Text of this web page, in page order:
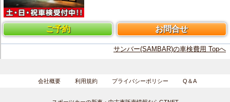
ご予約 お問合せ
サンバー(SAMBAR)の車検費用 Topへ
会社概要 利用規約 プライバシーポリシー Q＆A